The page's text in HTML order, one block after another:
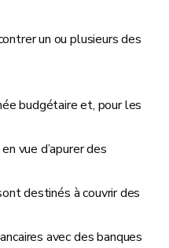
un ou plusieurs des
budgétaire et, pour les
vue d’apurer des
destinés à couvrir des
avec des banques